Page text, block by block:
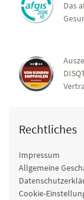
Das
Rechtliches
Impressum
Allgemeine
Cookie-